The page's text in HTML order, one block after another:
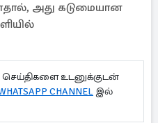
அது கடுமையான
செய்திகளை உடனுக்குடன்
CHANNEL இல்